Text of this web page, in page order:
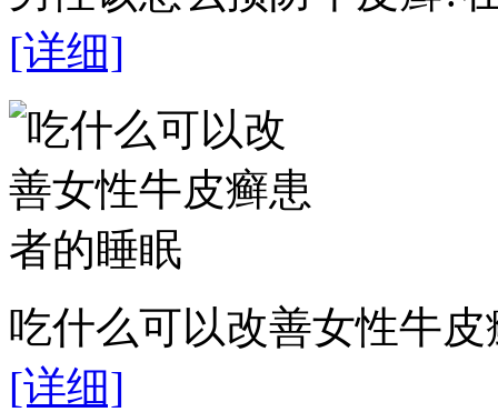
[详细]
吃什么可以改善女性牛
[详细]